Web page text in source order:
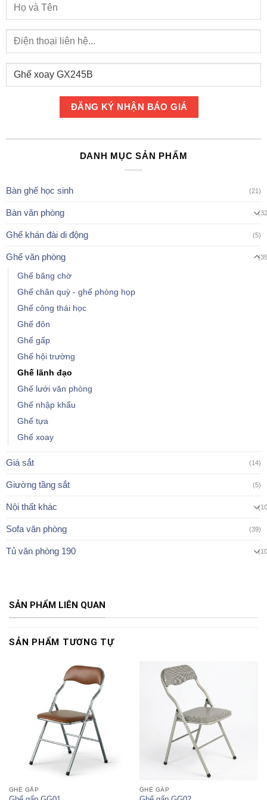
DANH MỤC SẢN PHẨM
Bàn ghế học sinh (21)
Bàn văn phòng
Ghế khán đài di động (5)
Ghế văn phòng
Ghế băng chờ
Ghế chân quỳ - ghế phòng họp
Ghế công thái học
Ghế đôn
Ghế gấp
Ghế hội trường
Ghế lãnh đạo
Ghế lưới văn phòng
Ghế nhập khẩu
Ghế tựa
Ghế xoay
Giá sắt (14)
Giường tầng sắt (5)
Nội thất khác
Sofa văn phòng (39)
Tủ văn phòng 190
SẢN PHẨM LIÊN QUAN
SẢN PHẨM TƯƠNG TỰ
GHẾ GẤP GHẾ GẤP